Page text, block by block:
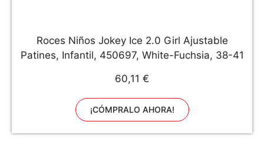
Roces Niños Jokey Ice 2.0 Girl Ajustable
Patines, Infantil, 450697, White-Fuchsia, 38-41
60,11 €
¡CÓMPRALO AHORA!